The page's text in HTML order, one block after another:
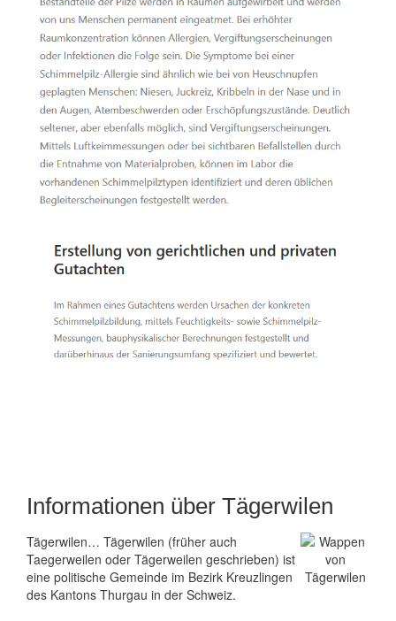
Informationen über Tägerwilen
Tägerwilen… Tägerwilen (früher auch
Taegerweilen oder Tägerweilen geschrieben) ist
eine politische Gemeinde im Bezirk Kreuzlingen
des Kantons Thurgau in der Schweiz.